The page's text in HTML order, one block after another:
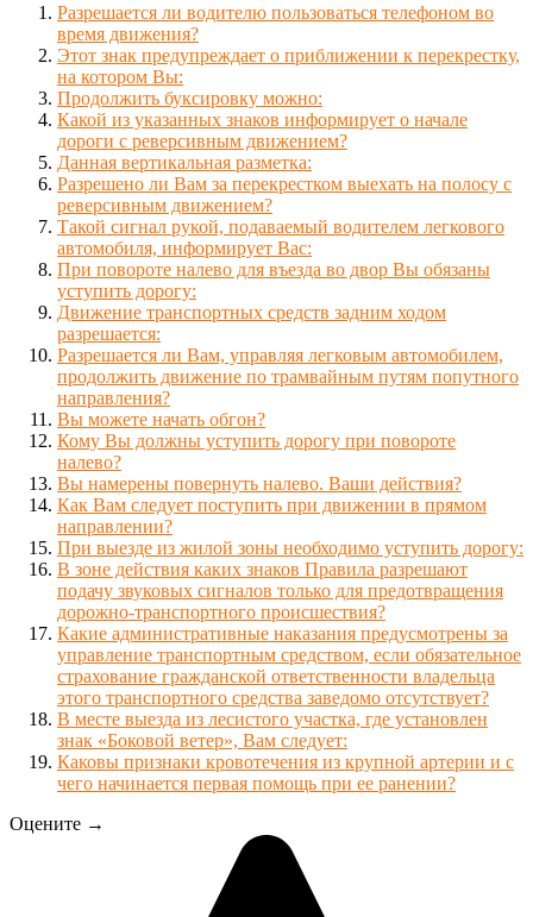
Разрешается ли водителю пользоваться телефоном во
время движения?
Этот знак предупреждает о приближении к перекрестку,
на котором Вы:
Продолжить буксировку можно:
Какой из указанных знаков информирует о начале
дороги с реверсивным движением?
Данная вертикальная разметка:
Разрешено ли Вам за перекрестком выехать на полосу с
реверсивным движением?
Такой сигнал рукой, подаваемый водителем легкового
автомобиля, информирует Вас:
При повороте налево для въезда во двор Вы обязаны
уступить дорогу:
Движение транспортных средств задним ходом
разрешается:
Разрешается ли Вам, управляя легковым автомобилем,
продолжить движение по трамвайным путям попутного
направления?
Вы можете начать обгон?
Кому Вы должны уступить дорогу при повороте
налево?
Вы намерены повернуть налево. Ваши действия?
Как Вам следует поступить при движении в прямом
направлении?
При выезде из жилой зоны необходимо уступить дорогу:
В зоне действия каких знаков Правила разрешают
подачу звуковых сигналов только для предотвращения
дорожно-транспортного происшествия?
Какие административные наказания предусмотрены за
управление транспортным средством, если обязательное
страхование гражданской ответственности владельца
этого транспортного средства заведомо отсутствует?
В месте выезда из лесистого участка, где установлен
знак «Боковой ветер», Вам следует:
Каковы признаки кровотечения из крупной артерии и с
чего начинается первая помощь при ее ранении?
Оцените →